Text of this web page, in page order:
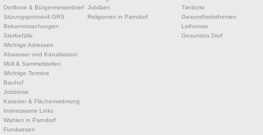
Dorfbote & Bürgermeisterbrief
Sitzungsprotokoll GRS
Bekanntmachungen
Sterbefälle
Wichtige Adressen
Abwasser und Kanalisation
Müll & Sammelstellen
Wichtige Termine
Bauhof
Jobbörse
Kataster & Flächenwidmung
Interessante Links
Wahlen in Parndorf
Fundwesen
Jubiläen
Religionen in Parndorf
Tierärzte
Gesundheitsthemen
Leihomas
Gesundes Dorf